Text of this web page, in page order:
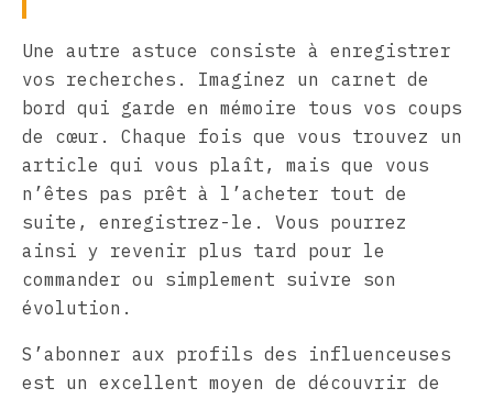
Une autre astuce consiste à enregistrer
vos recherches. Imaginez un carnet de
bord qui garde en mémoire tous vos coups
de cœur. Chaque fois que vous trouvez un
article qui vous plaît, mais que vous
n’êtes pas prêt à l’acheter tout de
suite, enregistrez-le. Vous pourrez
ainsi y revenir plus tard pour le
commander ou simplement suivre son
évolution.
S’abonner aux profils des influenceuses
est un excellent moyen de découvrir de